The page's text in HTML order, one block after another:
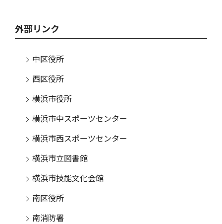
外部リンク
中区役所
西区役所
横浜市役所
横浜市中スポーツセンター
横浜市西スポーツセンター
横浜市立図書館
横浜市技能文化会館
南区役所
南消防署